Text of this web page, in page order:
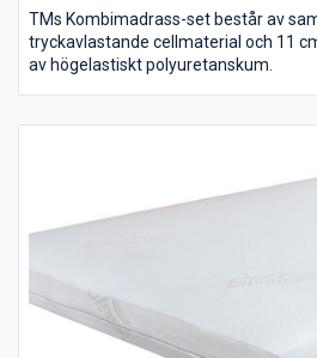
TMs Kombimadrass-set består av
tryckavlastande cellmaterial och 11
av högelastiskt polyuretanskum.